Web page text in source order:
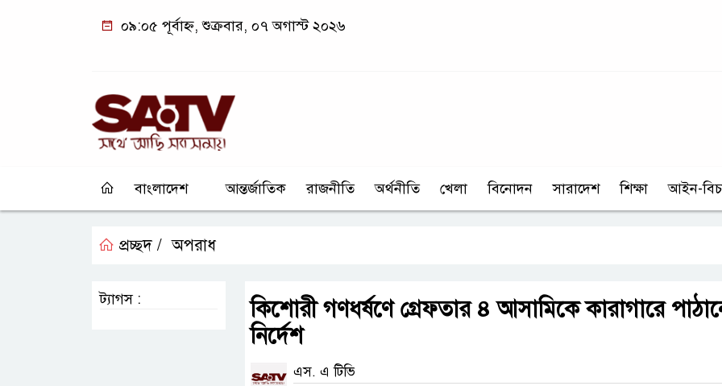
০৯:০৫ পূর্বাহ্ন, শুক্রবার, ০৭ অগাস্ট ২০২৬
বাংলাদেশ আন্তর্জাতিক রাজনীতি অর্থনীতি খেলা বিনোদন সারাদেশ শিক্ষা আইন-
প্রচ্ছদ / অপরাধ
কিশোরী গণধর্ষণে গ্রেফতার ৪ আসামিকে কারাগারে
নির্দেশ
এস. এ টিভি
ট্যাগস :